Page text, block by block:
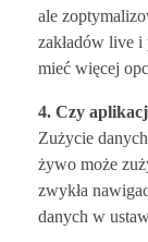
ale
zakładów live
mieć więcej
4. Czy
Zużycie
żywo może
zwykła
danych w